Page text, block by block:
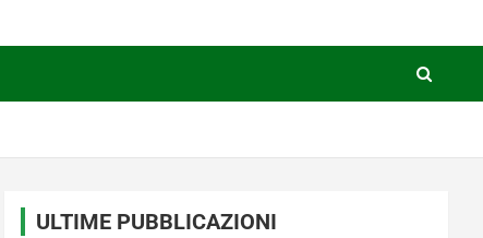
ULTIME PUBBLICAZIONI